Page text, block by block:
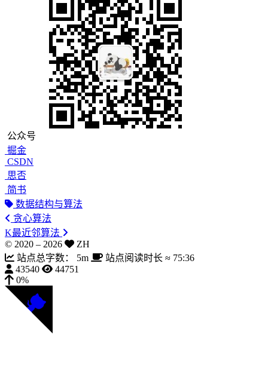
公众号
掘金
CSDN
思否
简书
数据结构与算法
贪心算法
K最近邻算法
© 2020 – 2026
ZH
站点总字数：
5m 站点阅读时长 ≈ 75:36
43540
44751
0%